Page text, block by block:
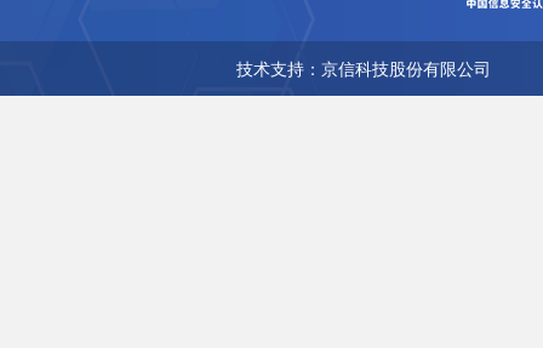
技术支持：京信科技股份有限公司